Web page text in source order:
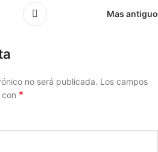
Mas antiguo
no será publicada. Los campos
*